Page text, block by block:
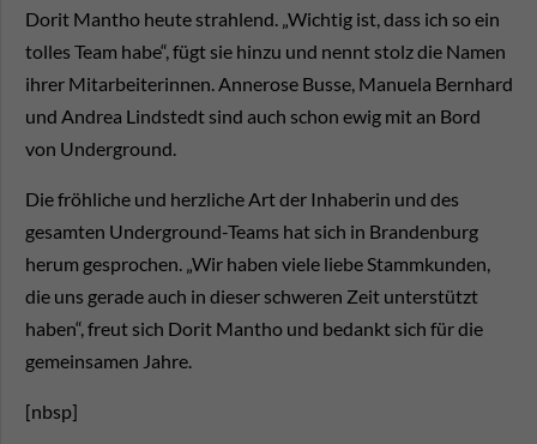
Dorit Mantho heute strahlend. „Wichtig ist, dass ich so ein
tolles Team habe“, fügt sie hinzu und nennt stolz die Namen
ihrer Mitarbeiterinnen. Annerose Busse, Manuela Bernhard
und Andrea Lindstedt sind auch schon ewig mit an Bord
von Underground.
Die fröhliche und herzliche Art der Inhaberin und des
gesamten Underground-Teams hat sich in Brandenburg
herum gesprochen. „Wir haben viele liebe Stammkunden,
die uns gerade auch in dieser schweren Zeit unterstützt
haben“, freut sich Dorit Mantho und bedankt sich für die
gemeinsamen Jahre.
[nbsp]